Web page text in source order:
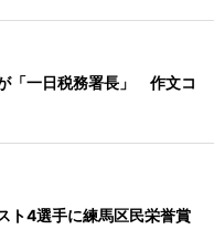
「一日税務署長」 作文コ
ト4選手に練馬区民栄誉賞